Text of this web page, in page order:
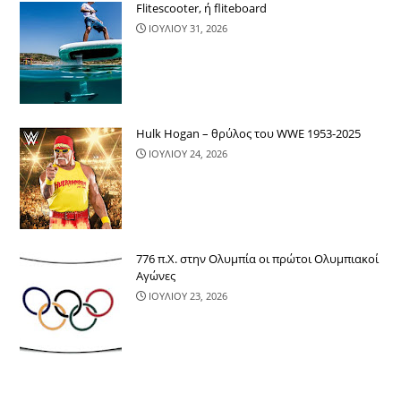
Flitescooter, ή fliteboard
ΙΟΥΛΙΟΥ 31, 2026
Hulk Hogan – θρύλος του WWE 1953-2025
ΙΟΥΛΙΟΥ 24, 2026
776 π.Χ. στην Ολυμπία οι πρώτοι Ολυμπιακοί
Αγώνες
ΙΟΥΛΙΟΥ 23, 2026